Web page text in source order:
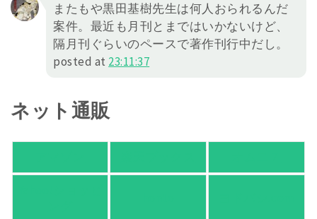
またもや黒田基樹先生は何人おられるんだ
案件。最近も月刊とまではいかないけど、
隔月刊ぐらいのペースで著作刊行中だし。
posted at 23:11:37
ネット通販